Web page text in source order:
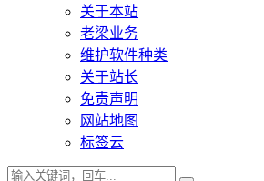
关于本站
老梁业务
维护软件种类
关于站长
免责声明
网站地图
标签云